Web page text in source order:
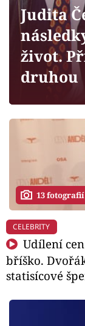
Sledujte
Filmový
Mámy sobě
Sledujte nás
Judita
život.
druhou
13 fotografií
CELEBRITY
Udílení
bříško.
statisícové